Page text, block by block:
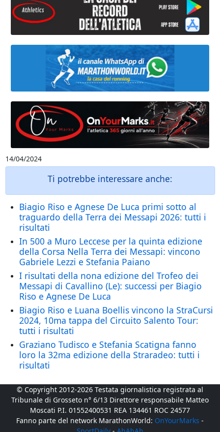
14/04/2024
Ti potrebbe interessare anche:
Biagio Riso e Agnese De Luca primi sotto al
traguardo della Terra dei Messapi 2026: tutti i
risultati
In 500 a Muro Leccese per la quinta edizione
della Corsa Nella Terra dei Messapi: vincono
Gabriele Lezzi e Stefania Paiano
I risultati della nona edizione del Trofeo dei
Messapi di Cavallino (Le): successi per Biagio
Riso e Agnese De Luca
Biagio Riso e Luana Boellis vincono la StraCursi
2024, 10ma tappa del Circuito Salento Tour:
tutti i risultati
Graziano Tudisco e Stefania Scatigna fanno
loro la 32ma edizione della Straradeo: tutti i
risultati
© Copyright 2012-2026 Testata giornalistica registrata al
Tribunale di Grosseto n° 6/13 Direttore responsabile Matteo
Moscati P.I. 01552400531 REA 134461 ROC 24577
Fanno parte del network MarathonWorld: OnYourMarks -